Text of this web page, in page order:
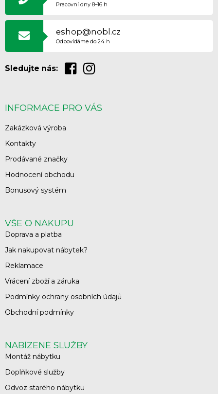
T
Pracovní dny 8–16 h
eshop@nobl.cz
Odpovídáme do 24 h
Sledujte nás:
INFORMACE PRO VÁS
Zakázková výroba
Kontakty
Prodávané značky
Hodnocení obchodu
Bonusový systém
VŠE O NÁKUPU
Doprava a platba
Jak nakupovat nábytek?
Reklamace
Vrácení zboží a záruka
Podmínky ochrany osobních údajů
Obchodní podmínky
NABÍZENÉ SLUŽBY
Montáž nábytku
Doplňkové služby
Odvoz starého nábytku